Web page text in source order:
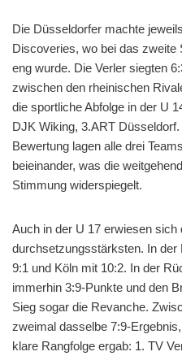
Die Düsseldorfer machte
Discoveries, wo bei das zweite
eng wurde. Die Verler siegten
zwischen den rheinischen
die sportliche Abfolge in der U
DJK Wiking, 3.ART
Bewertung lagen alle drei
beieinander, was die
Stimmung widerspiegelt.
Auch in der U 17 erwiesen sich
durchsetzungsstärksten. In der
9:1 und Köln mit 10:2. In der
immerhin 3:9-Punkte und den
Sieg sogar die Revanche.
zweimal dasselbe 7:9-
klare Rangfolge ergab: 1. TV